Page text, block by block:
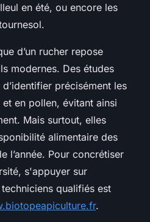
en été, ou encore les
d’un rucher repose
modernes. Des études
précisément les
en pollen, évitant ainsi
Mais surtout, elles
alimentaire des
l’année. Pour concrétiser
s'appuyer sur
qualifiés est
.